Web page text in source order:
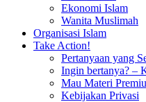
Ekonomi Islam
Wanita Muslimah
Organisasi Islam
Take Action!
Pertanyaan yang
Ingin bertanya? –
Mau Materi
Kebijakan Privasi